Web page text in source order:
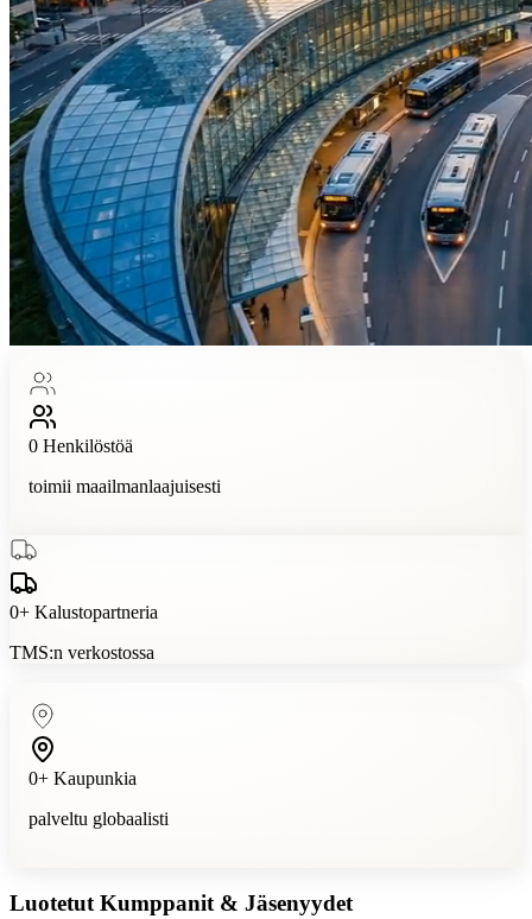
0 Henkilöstöä
toimii maailmanlaajuisesti
0+ Kalustopartneria
TMS:n verkostossa
0+ Kaupunkia
palveltu globaalisti
Luotetut Kumppanit & Jäsenyydet